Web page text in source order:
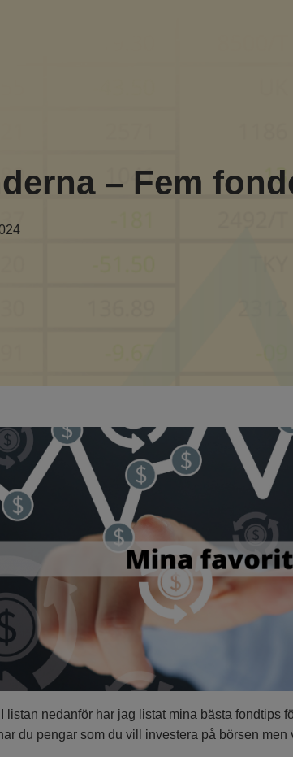
– Fem
nedanför har jag listat mina bästa fondtips
du pengar som du vill investera på börsen